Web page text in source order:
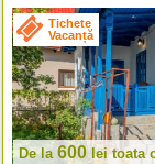
Tichete
Vacanță
De la 600 lei toata